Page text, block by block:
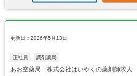
更新日：2026年5月13日
正社員 調剤薬局
あお空薬局 株式会社はいやくの薬剤師求人